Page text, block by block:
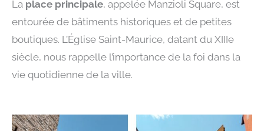
La place principale, appelée Manzioli Square, est
entourée de bâtiments historiques et de petites
boutiques. L’Église Saint-Maurice, datant du XIIIe
siècle, nous rappelle l’importance de la foi dans la
vie quotidienne de la ville.